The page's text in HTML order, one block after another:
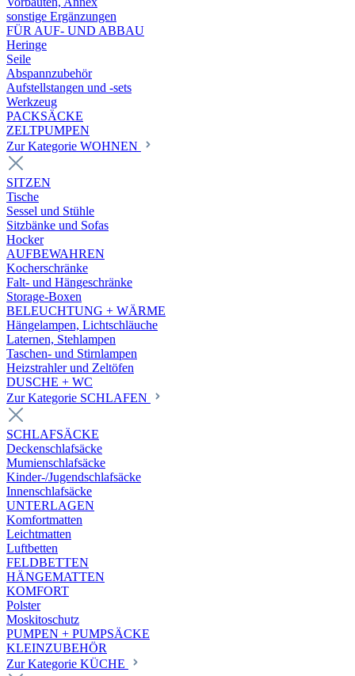
sonstige Ergänzungen
FÜR AUF- UND ABBAU
Heringe
Seile
Abspannzubehör
Aufstellstangen und -sets
Werkzeug
PACKSÄCKE
ZELTPUMPEN
Zur Kategorie WOHNEN
SITZEN
Tische
Sessel und Stühle
Sitzbänke und Sofas
Hocker
AUFBEWAHREN
Kocherschränke
Falt- und Hängeschränke
Storage-Boxen
BELEUCHTUNG + WÄRME
Hängelampen, Lichtschläuche
Laternen, Stehlampen
Taschen- und Stirnlampen
Heizstrahler und Zeltöfen
DUSCHE + WC
Zur Kategorie SCHLAFEN
SCHLAFSÄCKE
Deckenschlafsäcke
Mumienschlafsäcke
Kinder-/Jugendschlafsäcke
Innenschlafsäcke
UNTERLAGEN
Komfortmatten
Leichtmatten
Luftbetten
FELDBETTEN
HÄNGEMATTEN
KOMFORT
Polster
Moskitoschutz
PUMPEN + PUMPSÄCKE
KLEINZUBEHÖR
Zur Kategorie KÜCHE